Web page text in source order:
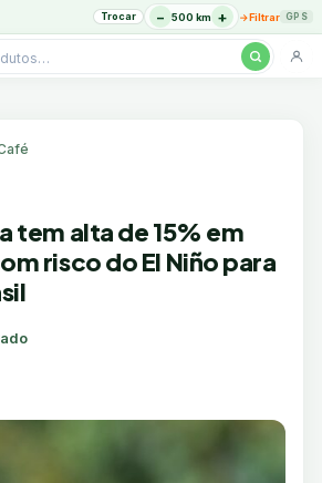
Trocar − 500 km + →Filtrar GPS
tem alta de 15% em
risco do El Niño para